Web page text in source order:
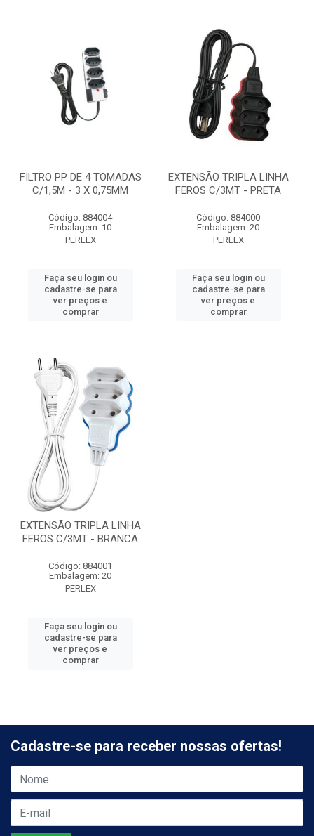
FILTRO PP DE 4 TOMADAS
C/1,5M - 3 X 0,75MM
Código: 884004
Embalagem: 10
PERLEX
Faça seu login ou
cadastre-se para
ver preços e
comprar
EXTENSÃO TRIPLA LINHA
FEROS C/3MT - PRETA
Código: 884000
Embalagem: 20
PERLEX
Faça seu login ou
cadastre-se para
ver preços e
comprar
EXTENSÃO TRIPLA LINHA
FEROS C/3MT - BRANCA
Código: 884001
Embalagem: 20
PERLEX
Faça seu login ou
cadastre-se para
ver preços e
comprar
Cadastre-se para receber nossas ofertas!